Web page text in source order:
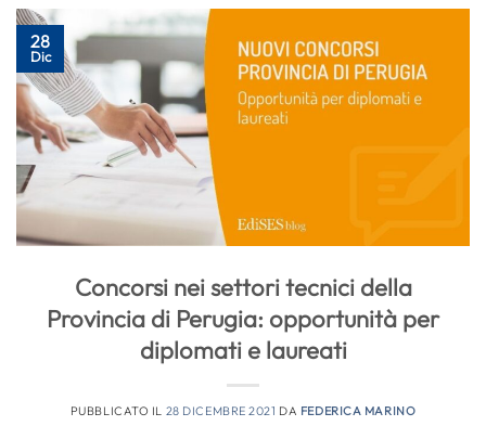
28
Dic
Concorsi nei settori tecnici della
Provincia di Perugia: opportunità per
diplomati e laureati
PUBBLICATO IL 28 DICEMBRE 2021 DA FEDERICA MARINO